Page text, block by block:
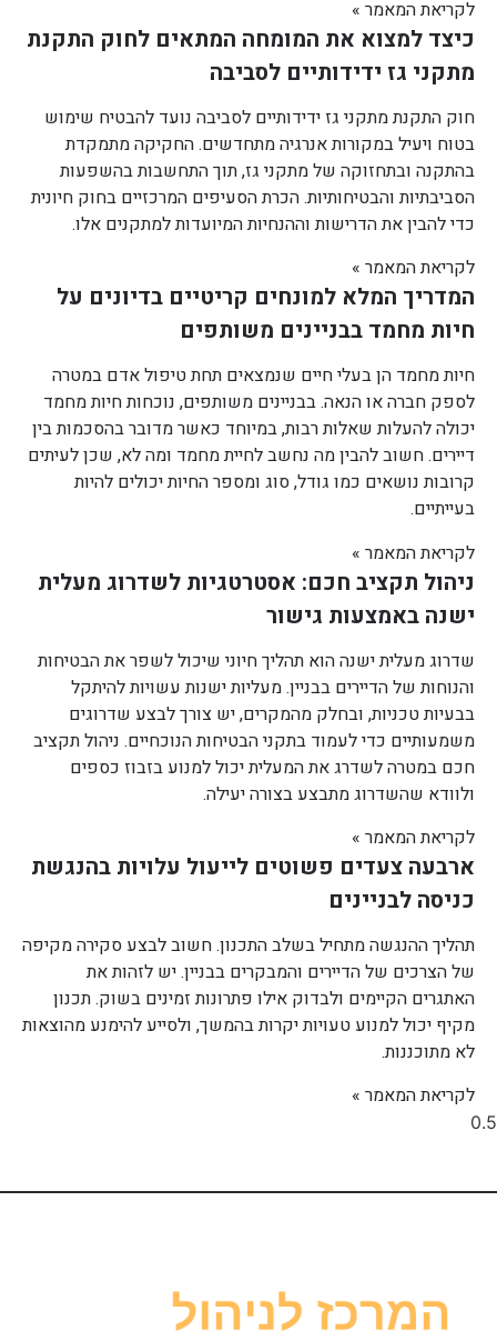
לקריאת המאמר »
כיצד למצוא את המומחה המתאים לחוק התקנת
מתקני גז ידידותיים לסביבה
חוק התקנת מתקני גז ידידותיים לסביבה נועד להבטיח שימוש
בטוח ויעיל במקורות אנרגיה מתחדשים. החקיקה מתמקדת
בהתקנה ובתחזוקה של מתקני גז, תוך התחשבות בהשפעות
הסביבתיות והבטיחותיות. הכרת הסעיפים המרכזיים בחוק חיונית
כדי להבין את הדרישות וההנחיות המיועדות למתקנים אלו.
לקריאת המאמר »
המדריך המלא למונחים קריטיים בדיונים על
חיות מחמד בבניינים משותפים
חיות מחמד הן בעלי חיים שנמצאים תחת טיפול אדם במטרה
לספק חברה או הנאה. בבניינים משותפים, נוכחות חיות מחמד
יכולה להעלות שאלות רבות, במיוחד כאשר מדובר בהסכמות בין
דיירים. חשוב להבין מה נחשב לחיית מחמד ומה לא, שכן לעיתים
קרובות נושאים כמו גודל, סוג ומספר החיות יכולים להיות
בעייתיים.
לקריאת המאמר »
ניהול תקציב חכם: אסטרטגיות לשדרוג מעלית
ישנה באמצעות גישור
שדרוג מעלית ישנה הוא תהליך חיוני שיכול לשפר את הבטיחות
והנוחות של הדיירים בבניין. מעליות ישנות עשויות להיתקל
בבעיות טכניות, ובחלק מהמקרים, יש צורך לבצע שדרוגים
משמעותיים כדי לעמוד בתקני הבטיחות הנוכחיים. ניהול תקציב
חכם במטרה לשדרג את המעלית יכול למנוע בזבוז כספים
ולוודא שהשדרוג מתבצע בצורה יעילה.
לקריאת המאמר »
ארבעה צעדים פשוטים לייעול עלויות בהנגשת
כניסה לבניינים
תהליך ההנגשה מתחיל בשלב התכנון. חשוב לבצע סקירה מקיפה
של הצרכים של הדיירים והמבקרים בבניין. יש לזהות את
האתגרים הקיימים ולבדוק אילו פתרונות זמינים בשוק. תכנון
מקיף יכול למנוע טעויות יקרות בהמשך, ולסייע להימנע מהוצאות
לא מתוכננות.
לקריאת המאמר »